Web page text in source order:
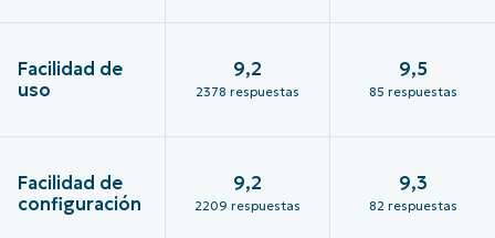
Facilidad de
uso
9,2
2378 respuestas
9,5
85 respuestas
Facilidad de
configuración
9,2
2209 respuestas
9,3
82 respuestas